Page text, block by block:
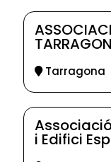
Tarragona
i Edifici